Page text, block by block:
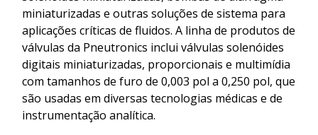
miniaturizadas e outras soluções de sistema para
aplicações críticas de fluidos. A linha de produtos de
válvulas da Pneutronics inclui válvulas solenóides
digitais miniaturizadas, proporcionais e multimídia
com tamanhos de furo de 0,003 pol a 0,250 pol, que
são usadas em diversas tecnologias médicas e de
instrumentação analítica.